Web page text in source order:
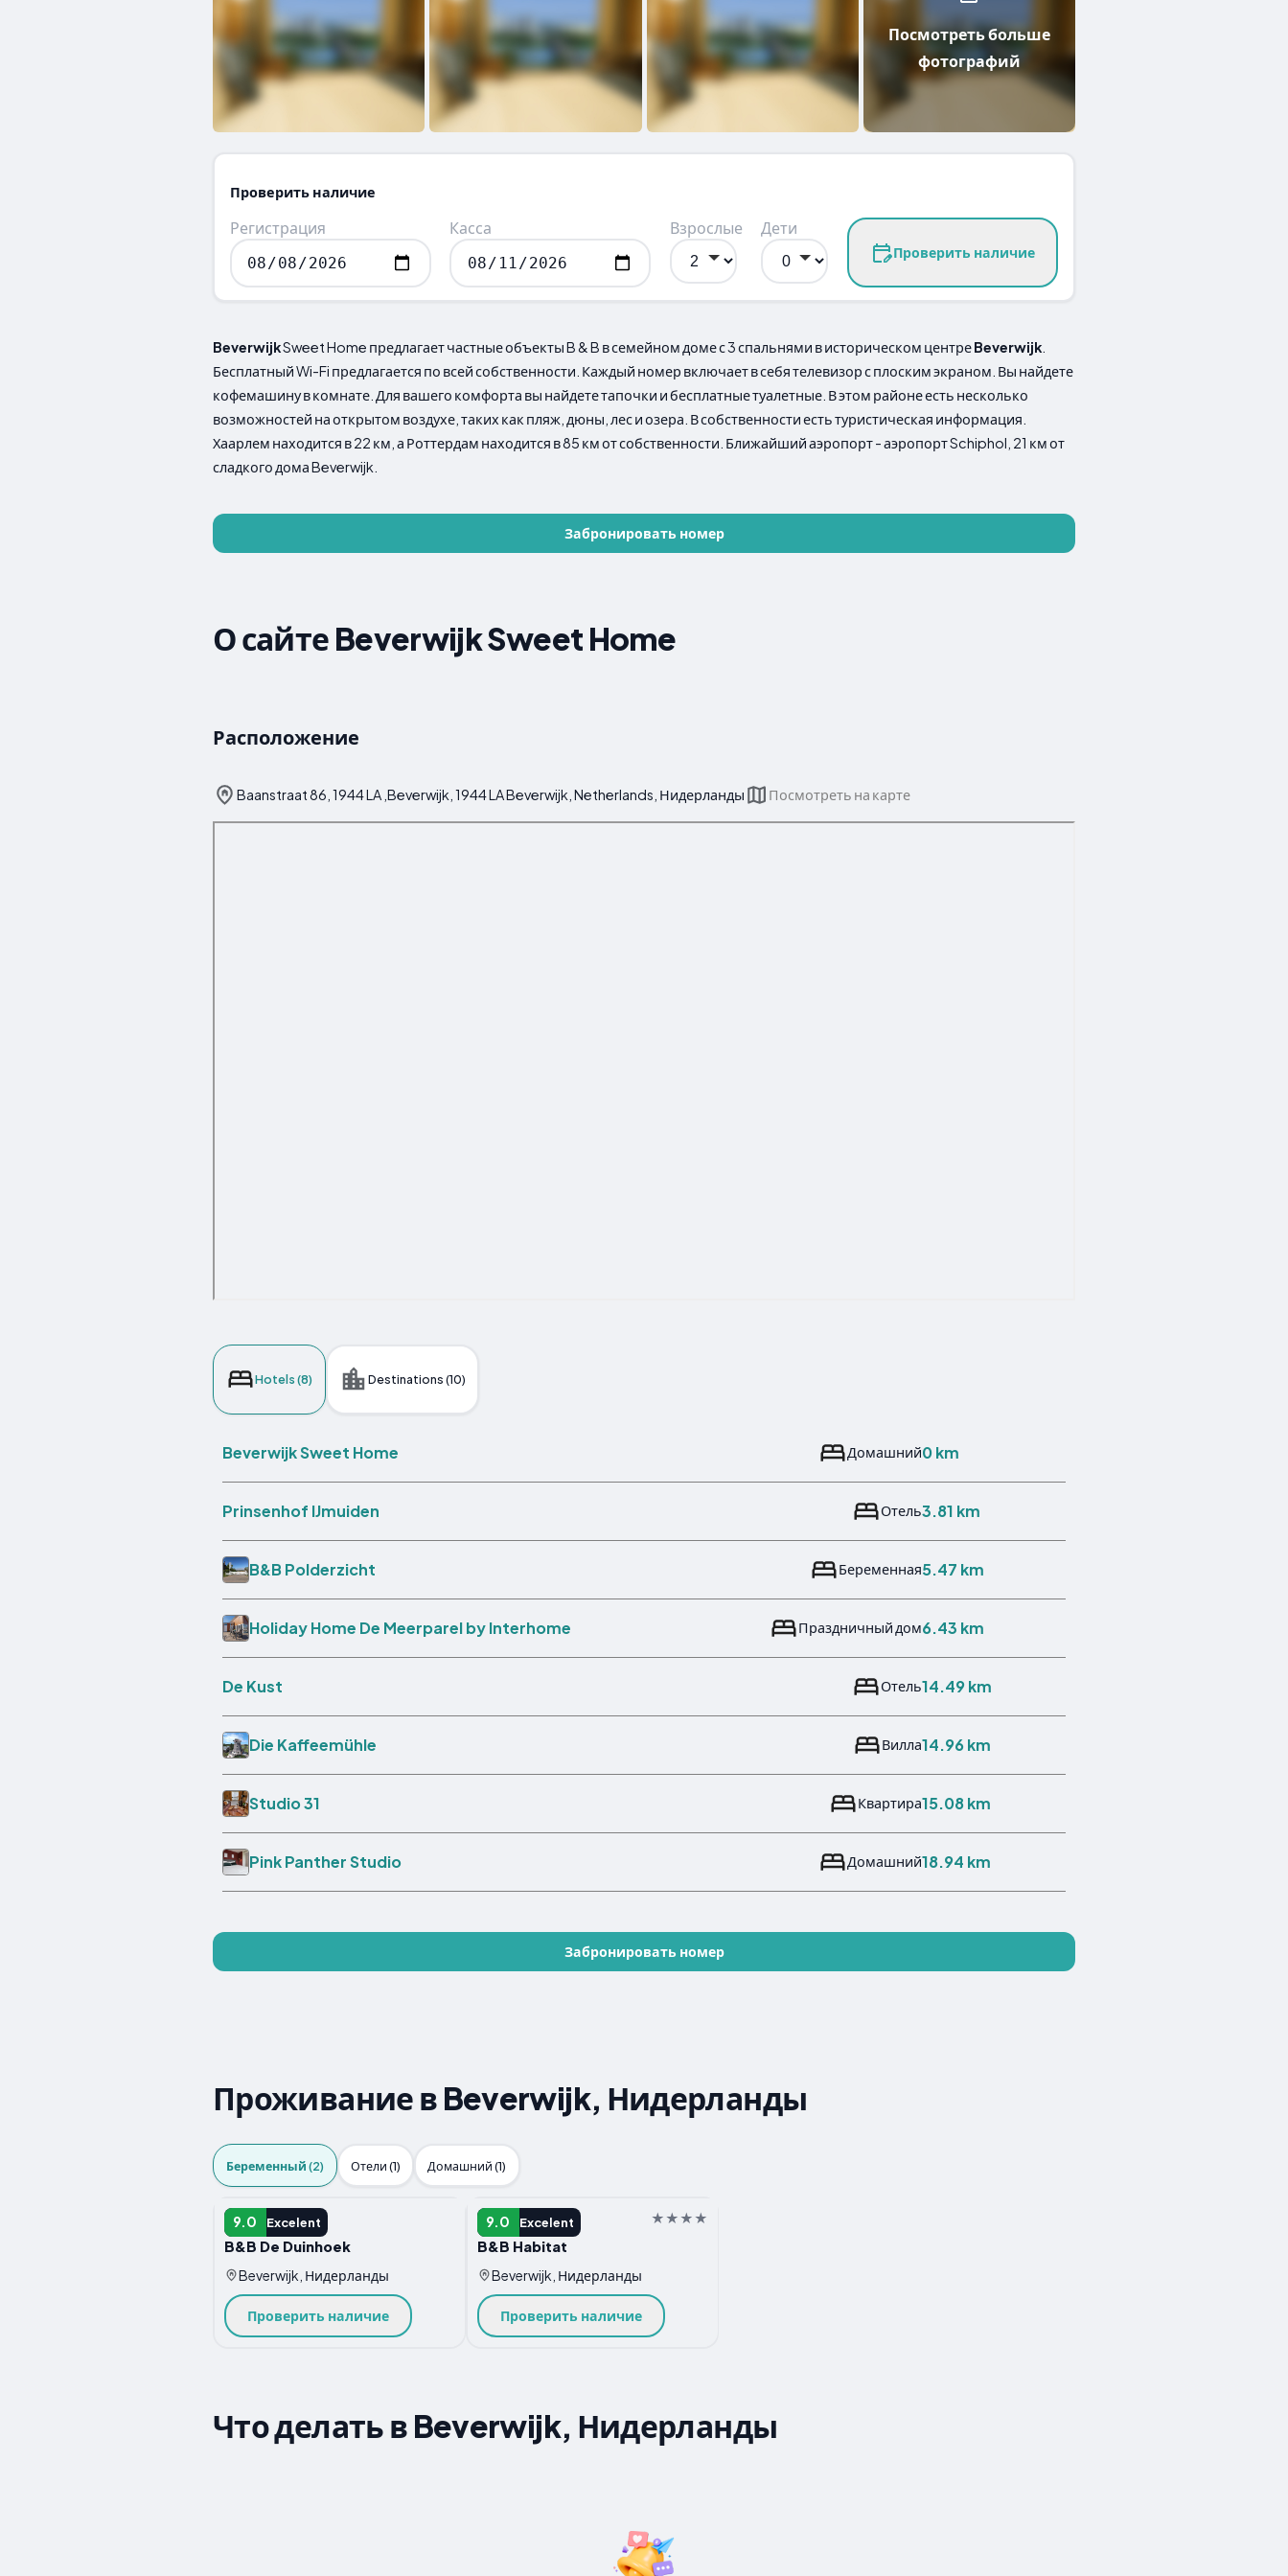
Посмотреть больше
фотографий
Проверить наличие
Регистрация Касса Взрослые Дети
Проверить наличие
BeverwijkSweet Home предлагает частные объекты B & B в семейном доме с 3 спальнями в историческом центреBeverwijk
Бесплатный Wi-Fi предлагается по всей собственности. Каждый номер включает в себя телевизор с плоским экраном. Вы найдете
кофемашину в комнате. Для вашего комфорта вы найдете тапочки и бесплатные туалетные. В этом районе есть несколько
возможностей на открытом воздухе, таких как пляж, дюны, лес и озера. В собственности есть туристическая информация.
Хаарлем находится в 22 км, а Роттердам находится в 85 км от собственности. Ближайший аэропорт - аэропорт Schiphol, 21 км от
сладкого дома Beverwijk.
Забронировать номер
О сайте Beverwijk Sweet Home
Расположение
Baanstraat 86, 1944 LA ,Beverwijk, 1944 LA Beverwijk, Netherlands, Нидерланды Посмотреть на карте
Hotels (8) Destinations (10)
Beverwijk Sweet Home Домашний0 km
Prinsenhof IJmuiden Отель3.81 km
B&B Polderzicht Беременная5.47 km
Holiday Home De Meerparel by Interhome Праздничный дом6.43 km
De Kust Отель14.49 km
Die Kaffeemühle Вилла14.96 km
Studio 31 Квартира15.08 km
Pink Panther Studio Домашний18.94 km
Забронировать номер
Проживание в Beverwijk, Нидерланды
Беременный (2) Отели (1) Домашний (1)
9.0 Excelent
Беременная
B&B De Duinhoek
Beverwijk, Нидерланды
Проверить наличие
9.0 Excelent
Беременная
B&B Habitat
Beverwijk, Нидерланды
Проверить наличие
Что делать в Beverwijk, Нидерланды